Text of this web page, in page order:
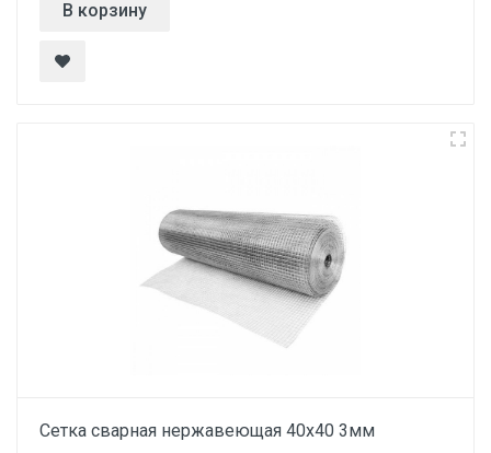
В корзину
Сетка сварная нержавеющая 40х40 3мм